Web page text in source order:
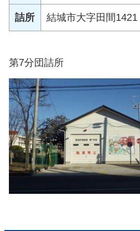
詰所 結城市大字田間
第7分団詰所